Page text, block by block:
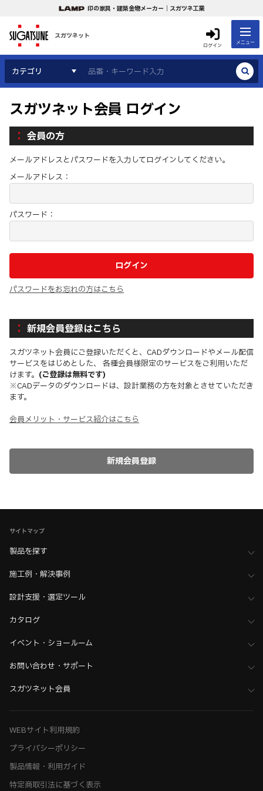
印の家具・建築金物メーカー｜スガツネ工業
スガツネット
ログイン メニュー
カテゴリ
スガツネット会員 ログイン
会員の方
メールアドレスとパスワードを入力してログインしてください。
メールアドレス：
パスワード：
パスワードをお忘れの方はこちら
新規会員登録はこちら
スガツネット会員にご登録いただくと、CADダウンロードやメール配信
サービスをはじめとした、 各種会員様限定のサービスをご利用いただ
けます。 (ご登録は無料です)
※CADデータのダウンロードは、設計業務の方を対象とさせていただき
ます。
会員メリット・サービス紹介はこちら
サイトマップ
製品を探す
施工例・解決事例
設計支援・選定ツール
カタログ
イベント・ショールーム
お問い合わせ・サポート
スガツネット会員
WEBサイト利用規約
プライバシーポリシー
製品情報・利用ガイド
特定商取引法に基づく表示